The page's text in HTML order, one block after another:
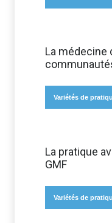
La
Variétés de
La pratique
GMF
Variétés de